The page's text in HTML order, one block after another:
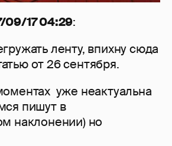
09/17 04:29:
ленту, впихну сюда
от 26 сентября.
уже неактуальна
пишут в
наклонении) но